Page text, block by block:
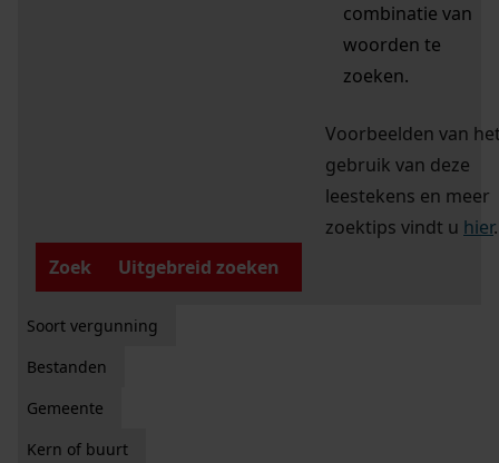
combinatie van
woorden te
zoeken.
Voorbeelden van
gebruik van deze
leestekens en meer
zoektips vindt u hier.
Zoek
Uitgebreid zoeken
Soort vergunning
Bestanden
Gemeente
Kern of buurt